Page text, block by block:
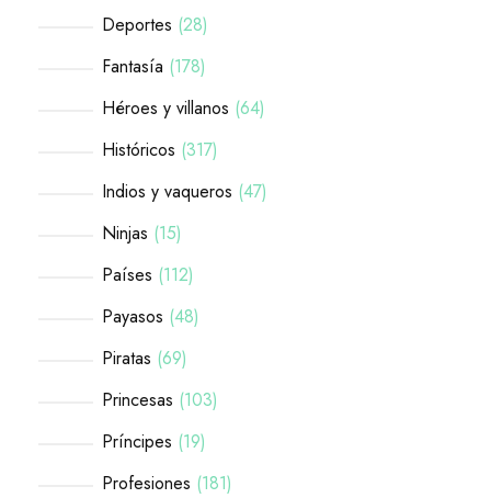
Deportes 28
Fantasía 178
Héroes y villanos 64
Históricos 317
Indios y vaqueros 47
Ninjas 15
Países 112
Payasos 48
Piratas 69
Princesas 103
Príncipes 19
Profesiones 181